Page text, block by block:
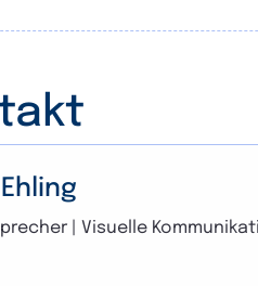
| Visuelle